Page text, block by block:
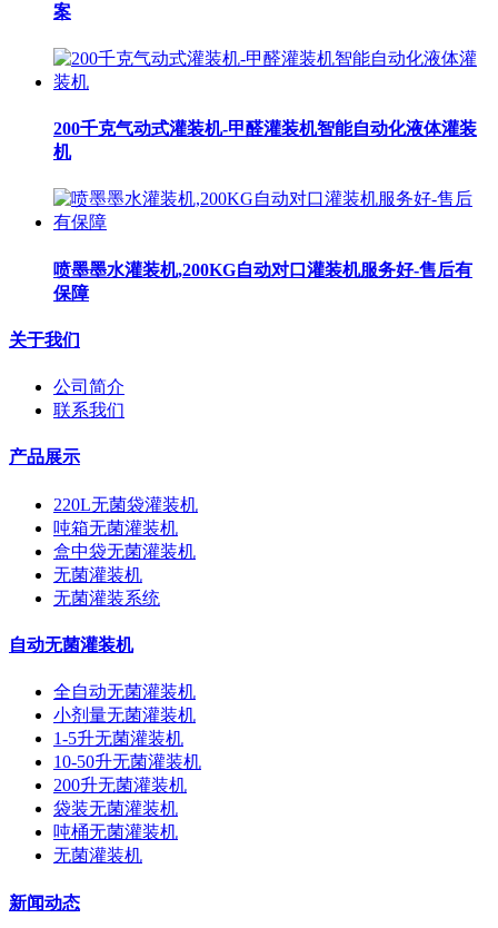
案
200千克气动式灌装机-甲醛灌装机智能自动化液体灌装
机
喷墨墨水灌装机,200KG自动对口灌装机服务好-售后有
保障
关于我们
公司简介
联系我们
产品展示
220L无菌袋灌装机
吨箱无菌灌装机
盒中袋无菌灌装机
无菌灌装机
无菌灌装系统
自动无菌灌装机
全自动无菌灌装机
小剂量无菌灌装机
1-5升无菌灌装机
10-50升无菌灌装机
200升无菌灌装机
袋装无菌灌装机
吨桶无菌灌装机
无菌灌装机
新闻动态